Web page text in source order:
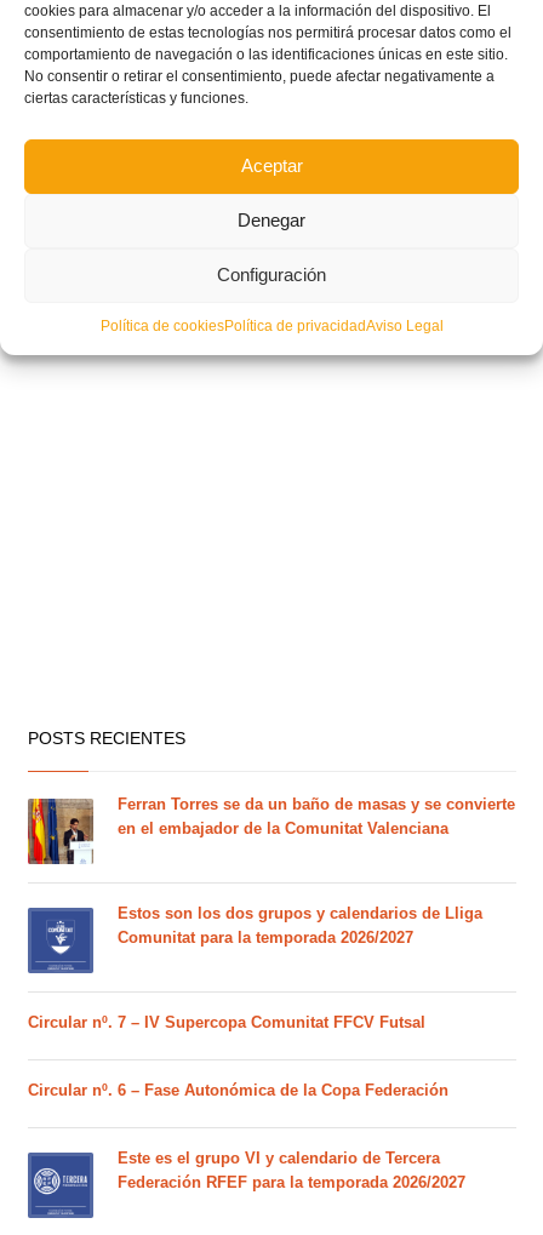
cookies para almacenar y/o acceder a la información del dispositivo. El
consentimiento de estas tecnologías nos permitirá procesar datos como el
comportamiento de navegación o las identificaciones únicas en este sitio.
No consentir o retirar el consentimiento, puede afectar negativamente a
ciertas características y funciones.
Aceptar
Denegar
Configuración
Política de cookiesPolítica de privacidadAviso Legal
POSTS RECIENTES
Ferran Torres se da un baño de masas y se convierte
en el embajador de la Comunitat Valenciana
Estos son los dos grupos y calendarios de Lliga
Comunitat para la temporada 2026/2027
Circular nº. 7 – IV Supercopa Comunitat FFCV Futsal
Circular nº. 6 – Fase Autonómica de la Copa Federación
Este es el grupo VI y calendario de Tercera
Federación RFEF para la temporada 2026/2027